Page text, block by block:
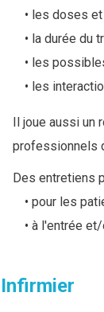
les doses
la durée du
les
les
Il joue aussi
professionnels
Des entretiens
pour les
à l'entrée et/
Infirmier